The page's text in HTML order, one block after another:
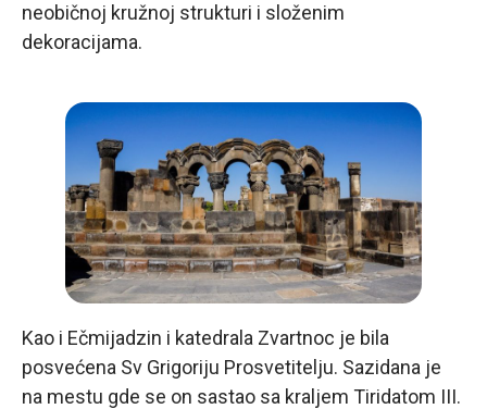
neobičnoj kružnoj strukturi i složenim
dekoracijama.
Kao i Ečmijadzin i katedrala Zvartnoc je bila
posvećena Sv Grigoriju Prosvetitelju. Sazidana je
na mestu gde se on sastao sa kraljem Tiridatom III.